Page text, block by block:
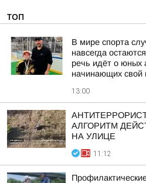
ТОП
В мире спорта
навсегда
речь идёт о юных
начинающих свой
13:00
АЛГОРИТМ
НА УЛИЦЕ
11:12